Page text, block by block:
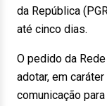
da República
até cinco dias.
O pedido da
adotar, em
comunicação